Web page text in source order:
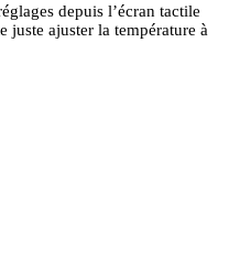
depuis l’écran tactile
juste ajuster la température à